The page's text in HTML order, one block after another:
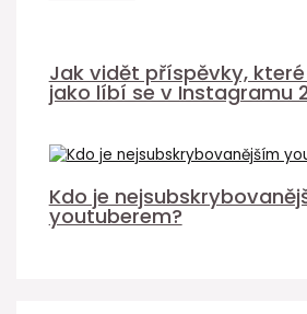
Jak vidět příspěvky,
jako líbí se v Instagramu
Kdo je
youtuberem?